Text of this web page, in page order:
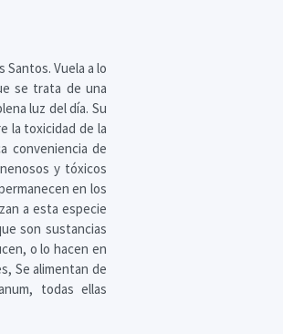
Vuela a lo
se trata de una
luz del día. Su
la toxicidad de la
conveniencia de
y tóxicos
en los
a esta especie
son sustancias
o lo hacen en
Se alimentan de
todas ellas